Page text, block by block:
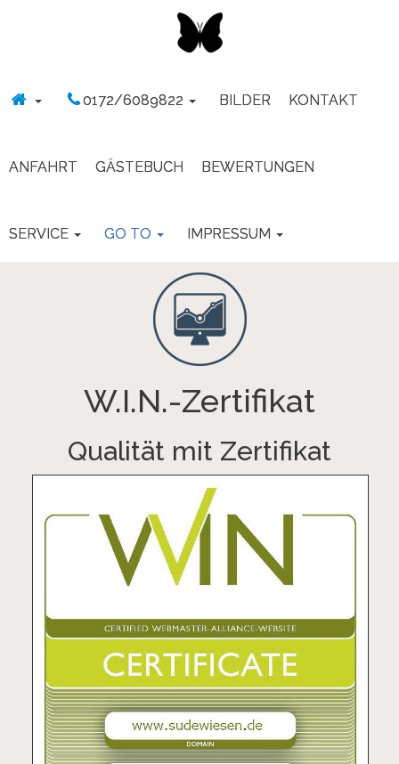
0172/6089822 BILDER KONTAKT
ANFAHRT GÄSTEBUCH BEWERTUNGEN
SERVICE GO TO IMPRESSUM
W.I.N.-Zertifikat
Qualität mit Zertifikat